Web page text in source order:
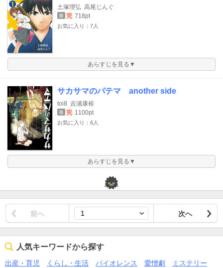
土塚理弘 高尾じんぐ
巻 完 718pt
お気に入り：7人
あらすじを見る▼
サカサマのパテマ another side
toi8 吉浦康裕
巻 完 1100pt
お気に入り：6人
あらすじを見る▼
前へ 次へ
人気キーワードから探す
出産・育児 くらし・生活 バイオレンス 愛憎劇
ミステリー